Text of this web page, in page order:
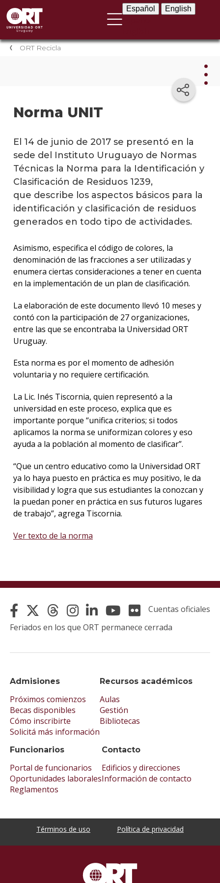
Español English
ORT Recicla
Norma UNIT
El 14 de junio de 2017 se presentó en la
sede del Instituto Uruguayo de Normas
Técnicas la Norma para la Identificación y
Clasificación de Residuos 1239,
que describe los aspectos básicos para la
identificación y clasificación de residuos
generados en todo tipo de actividades.
Asimismo, especifica el código de colores, la
denominación de las fracciones a ser utilizadas y
enumera ciertas consideraciones a tener en cuenta
en la implementación de un plan de clasificación.
La elaboración de este documento llevó 10 meses y
contó con la participación de 27 organizaciones,
entre las que se encontraba la Universidad ORT
Uruguay.
Esta norma es por el momento de adhesión
voluntaria y no requiere certificación.
La Lic. Inés Tiscornia, quien representó a la
universidad en este proceso, explica que es
importante porque “unifica criterios; si todos
aplicamos la norma se uniformizan colores y eso
ayuda a la población al momento de clasificar”.
“Que un centro educativo como la Universidad ORT
ya lo haya puesto en práctica es muy positivo, le da
visibilidad y logra que sus estudiantes la conozcan y
la puedan poner en práctica en sus futuros lugares
de trabajo”, agrega Tiscornia.
Ver texto de la norma
Admisiones
Próximos comienzos
Becas disponibles
Cómo inscribirte
Solicitá más información
Recursos académicos
Aulas
Gestión
Bibliotecas
Funcionarios
Portal de funcionarios
Oportunidades laborales
Reglamentos
Contacto
Edificios y direcciones
Información de contacto
Cuentas oficiales
Feriados en los que ORT permanece cerrada
Términos de uso Política de privacidad